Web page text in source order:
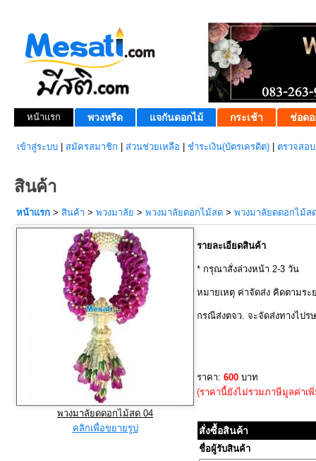
หน้าแรก พวงหรีด แจกันดอกไม้ กระเช้า ช่อดอ
เข้าสู่ระบบ สมัครสมาชิก ส่วนช่วยเหลือ ชำระเงิน(บัตรเครดิต) ตรวจสอ
สินค้า
หน้าแรก > สินค้า > พวงมาลัย > พวงมาลัยดอกไม้สด > พวงมาลัยดดอกไม้ส
พวงมาลัยดดอกไม้สด 04
คลิกเพื่อขยายรูป
รายละเอียดสินค้า
* กรุณาสั่งล่วงหน้า 2-3 วัน
หมายเหตุ ค่าจัดส่ง คิดตามระ
กรณีส่งตจว. จะจัดส่งทางไปร
ราคา: 600 บาท
(ราคานี้ยังไม่รวมภาษีมูลค่าเ
สั่งซื้อสินค้า
ชื่อผู้รับสินค้า